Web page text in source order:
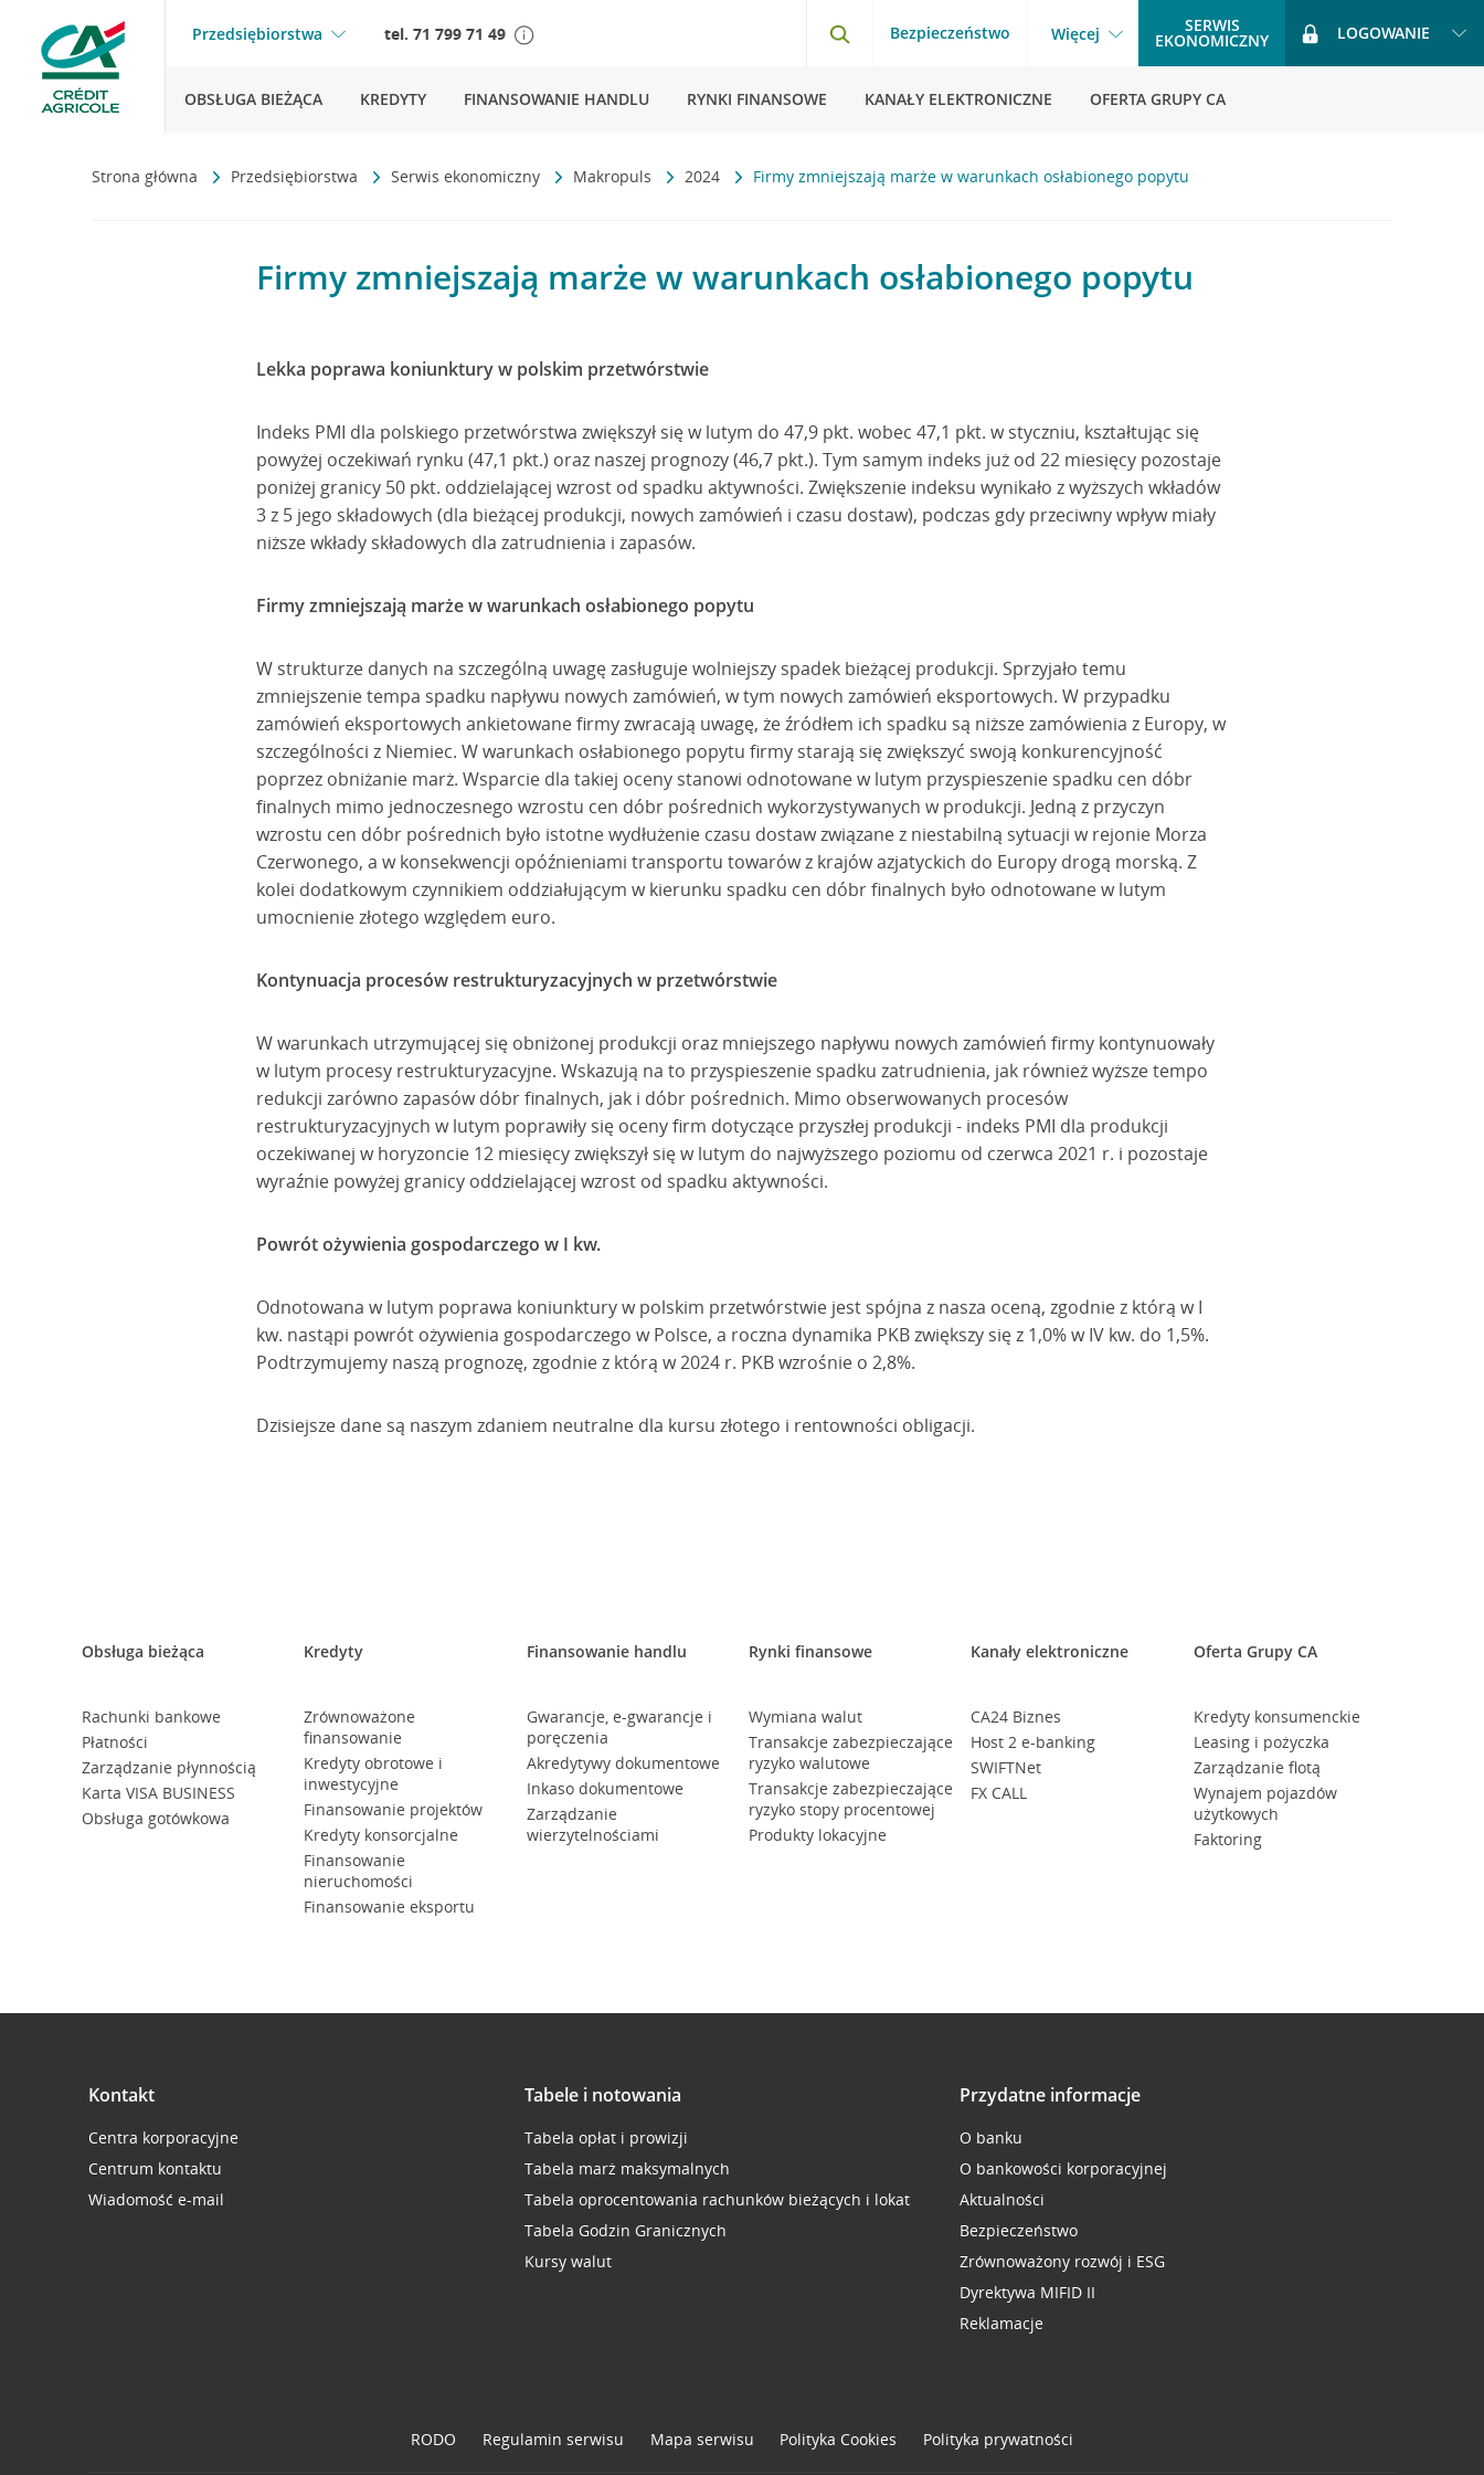
Przedsiębiorstwa tel. 71 799 71 49 Bezpieczeństwo Więcej SERWIS
EKONOMICZNY LOGOWANIE
OBSŁUGA BIEŻĄCA KREDYTY FINANSOWANIE HANDLU RYNKI FINANSOWE KANAŁY ELEKTRONICZNE OFERTA GRUPY CA
Strona główna Przedsiębiorstwa Serwis ekonomiczny Makropuls 2024 Firmy zmniejszają marże w warunkach osłabionego popytu
Firmy zmniejszają marże w warunkach osłabionego popytu
Lekka poprawa koniunktury w polskim przetwórstwie
Indeks PMI dla polskiego przetwórstwa zwiększył się w lutym do 47,9 pkt. wobec 47,1 pkt. w styczniu, kształtując się
powyżej oczekiwań rynku (47,1 pkt.) oraz naszej prognozy (46,7 pkt.). Tym samym indeks już od 22 miesięcy pozostaje
poniżej granicy 50 pkt. oddzielającej wzrost od spadku aktywności. Zwiększenie indeksu wynikało z wyższych wkładów
3 z 5 jego składowych (dla bieżącej produkcji, nowych zamówień i czasu dostaw), podczas gdy przeciwny wpływ miały
niższe wkłady składowych dla zatrudnienia i zapasów.
Firmy zmniejszają marże w warunkach osłabionego popytu
W strukturze danych na szczególną uwagę zasługuje wolniejszy spadek bieżącej produkcji. Sprzyjało temu
zmniejszenie tempa spadku napływu nowych zamówień, w tym nowych zamówień eksportowych. W przypadku
zamówień eksportowych ankietowane firmy zwracają uwagę, że źródłem ich spadku są niższe zamówienia z Europy, w
szczególności z Niemiec. W warunkach osłabionego popytu firmy starają się zwiększyć swoją konkurencyjność
poprzez obniżanie marż. Wsparcie dla takiej oceny stanowi odnotowane w lutym przyspieszenie spadku cen dóbr
finalnych mimo jednoczesnego wzrostu cen dóbr pośrednich wykorzystywanych w produkcji. Jedną z przyczyn
wzrostu cen dóbr pośrednich było istotne wydłużenie czasu dostaw związane z niestabilną sytuacji w rejonie Morza
Czerwonego, a w konsekwencji opóźnieniami transportu towarów z krajów azjatyckich do Europy drogą morską. Z
kolei dodatkowym czynnikiem oddziałującym w kierunku spadku cen dóbr finalnych było odnotowane w lutym
umocnienie złotego względem euro.
Kontynuacja procesów restrukturyzacyjnych w przetwórstwie
W warunkach utrzymującej się obniżonej produkcji oraz mniejszego napływu nowych zamówień firmy kontynuowały
w lutym procesy restrukturyzacyjne. Wskazują na to przyspieszenie spadku zatrudnienia, jak również wyższe tempo
redukcji zarówno zapasów dóbr finalnych, jak i dóbr pośrednich. Mimo obserwowanych procesów
restrukturyzacyjnych w lutym poprawiły się oceny firm dotyczące przyszłej produkcji - indeks PMI dla produkcji
oczekiwanej w horyzoncie 12 miesięcy zwiększył się w lutym do najwyższego poziomu od czerwca 2021 r. i pozostaje
wyraźnie powyżej granicy oddzielającej wzrost od spadku aktywności.
Powrót ożywienia gospodarczego w I kw.
Odnotowana w lutym poprawa koniunktury w polskim przetwórstwie jest spójna z nasza oceną, zgodnie z którą w I
kw. nastąpi powrót ożywienia gospodarczego w Polsce, a roczna dynamika PKB zwiększy się z 1,0% w IV kw. do 1,5%.
Podtrzymujemy naszą prognozę, zgodnie z którą w 2024 r. PKB wzrośnie o 2,8%.
Dzisiejsze dane są naszym zdaniem neutralne dla kursu złotego i rentowności obligacji.
Obsługa bieżąca
Rachunki bankowe
Płatności
Zarządzanie płynnością
Karta VISA BUSINESS
Obsługa gotówkowa
Kredyty
Zrównoważone
finansowanie
Kredyty obrotowe i
inwestycyjne
Finansowanie projektów
Kredyty konsorcjalne
Finansowanie
nieruchomości
Finansowanie eksportu
Finansowanie handlu
Gwarancje, e-gwarancje i
poręczenia
Akredytywy dokumentowe
Inkaso dokumentowe
Zarządzanie
wierzytelnościami
Rynki finansowe
Wymiana walut
Transakcje zabezpieczające
ryzyko walutowe
Transakcje zabezpieczające
ryzyko stopy procentowej
Produkty lokacyjne
Kanały elektroniczne
CA24 Biznes
Host 2 e-banking
SWIFTNet
FX CALL
Oferta Grupy CA
Kredyty konsumenckie
Leasing i pożyczka
Zarządzanie flotą
Wynajem pojazdów
użytkowych
Faktoring
Kontakt
Centra korporacyjne
Centrum kontaktu
Wiadomość e-mail
Tabele i notowania
Tabela opłat i prowizji
Tabela marż maksymalnych
Tabela oprocentowania rachunków bieżących i lokat
Tabela Godzin Granicznych
Kursy walut
Przydatne informacje
O banku
O bankowości korporacyjnej
Aktualności
Bezpieczeństwo
Zrównoważony rozwój i ESG
Dyrektywa MIFID II
Reklamacje
RODO Regulamin serwisu Mapa serwisu Polityka Cookies Polityka prywatności